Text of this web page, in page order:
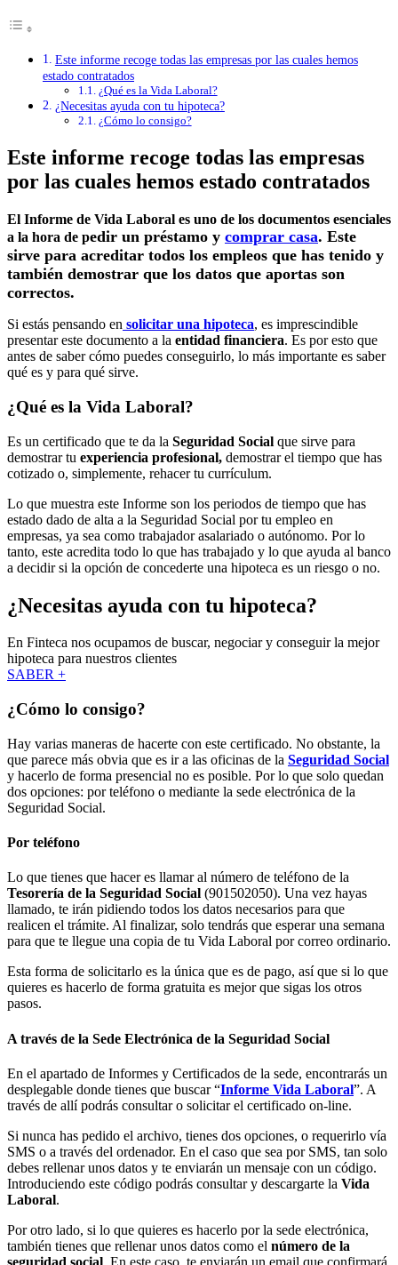
Este informe recoge todas las empresas por las cuales hemos
estado contratados
¿Qué es la Vida Laboral?
¿Necesitas ayuda con tu hipoteca?
¿Cómo lo consigo?
Este informe recoge todas las empresas
por las cuales hemos estado contratados
El Informe de Vida Laboral es uno de los documentos esenciales
a la hora de pedir un préstamo y comprar casa. Este
sirve para acreditar todos los empleos que has tenido y
también demostrar que los datos que aportas son
correctos.
Si estás pensando en solicitar una hipoteca, es imprescindible
presentar este documento a la entidad financiera. Es por esto que
antes de saber cómo puedes conseguirlo, lo más importante es saber
qué es y para qué sirve.
¿Qué es la Vida Laboral?
Es un certificado que te da la Seguridad Social que sirve para
demostrar tu experiencia profesional, demostrar el tiempo que has
cotizado o, simplemente, rehacer tu currículum.
Lo que muestra este Informe son los periodos de tiempo que has
estado dado de alta a la Seguridad Social por tu empleo en
empresas, ya sea como trabajador asalariado o autónomo. Por lo
tanto, este acredita todo lo que has trabajado y lo que ayuda al banco
a decidir si la opción de concederte una hipoteca es un riesgo o no.
¿Necesitas ayuda con tu hipoteca?
En Finteca nos ocupamos de buscar, negociar y conseguir la mejor
hipoteca para nuestros clientes
SABER +
¿Cómo lo consigo?
Hay varias maneras de hacerte con este certificado. No obstante, la
que parece más obvia que es ir a las oficinas de la Seguridad Social
y hacerlo de forma presencial no es posible. Por lo que solo quedan
dos opciones: por teléfono o mediante la sede electrónica de la
Seguridad Social.
Por teléfono
Lo que tienes que hacer es llamar al número de teléfono de la
Tesorería de la Seguridad Social (901502050). Una vez hayas
llamado, te irán pidiendo todos los datos necesarios para que
realicen el trámite. Al finalizar, solo tendrás que esperar una semana
para que te llegue una copia de tu Vida Laboral por correo ordinario.
Esta forma de solicitarlo es la única que es de pago, así que si lo que
quieres es hacerlo de forma gratuita es mejor que sigas los otros
pasos.
A través de la Sede Electrónica de la Seguridad Social
En el apartado de Informes y Certificados de la sede, encontrarás un
desplegable donde tienes que buscar “Informe Vida Laboral”. A
través de allí podrás consultar o solicitar el certificado on-line.
Si nunca has pedido el archivo, tienes dos opciones, o requerirlo vía
SMS o a través del ordenador. En el caso que sea por SMS, tan solo
debes rellenar unos datos y te enviarán un mensaje con un código.
Introduciendo este código podrás consultar y descargarte la Vida
Laboral.
Por otro lado, si lo que quieres es hacerlo por la sede electrónica,
también tienes que rellenar unos datos como el número de la
seguridad social . En este caso, te enviarán un email que confirmará